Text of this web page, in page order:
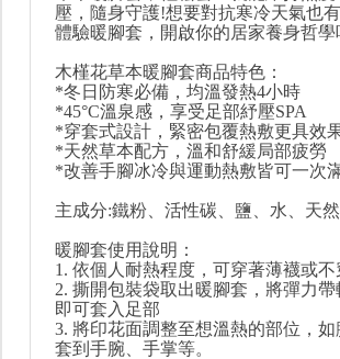
壓，隨身守護!想要對抗寒冷天氣也
體驗暖腳套，開啟你的居家養身哲學
木槿花草本暖腳套商品特色：
*冬日防寒必備，均溫發熱4小時
*45°C溫泉感，享受足部紓壓SPA
*穿套式設計，緊密包覆熱敷更具效
*天然草本配方，溫和舒緩局部疲勞
*改善手腳冰冷與運動熱敷皆可一次
主成分:鐵粉、活性碳、鹽、水、天
暖腳套使用說明：
1. 依個人耐熱程度，可穿著薄襪或不
2. 撕開包裝袋取出暖腳套，將彈力
即可套入足部
3. 將印花面調整至想溫熱的部位，
套到手腕、手掌等。